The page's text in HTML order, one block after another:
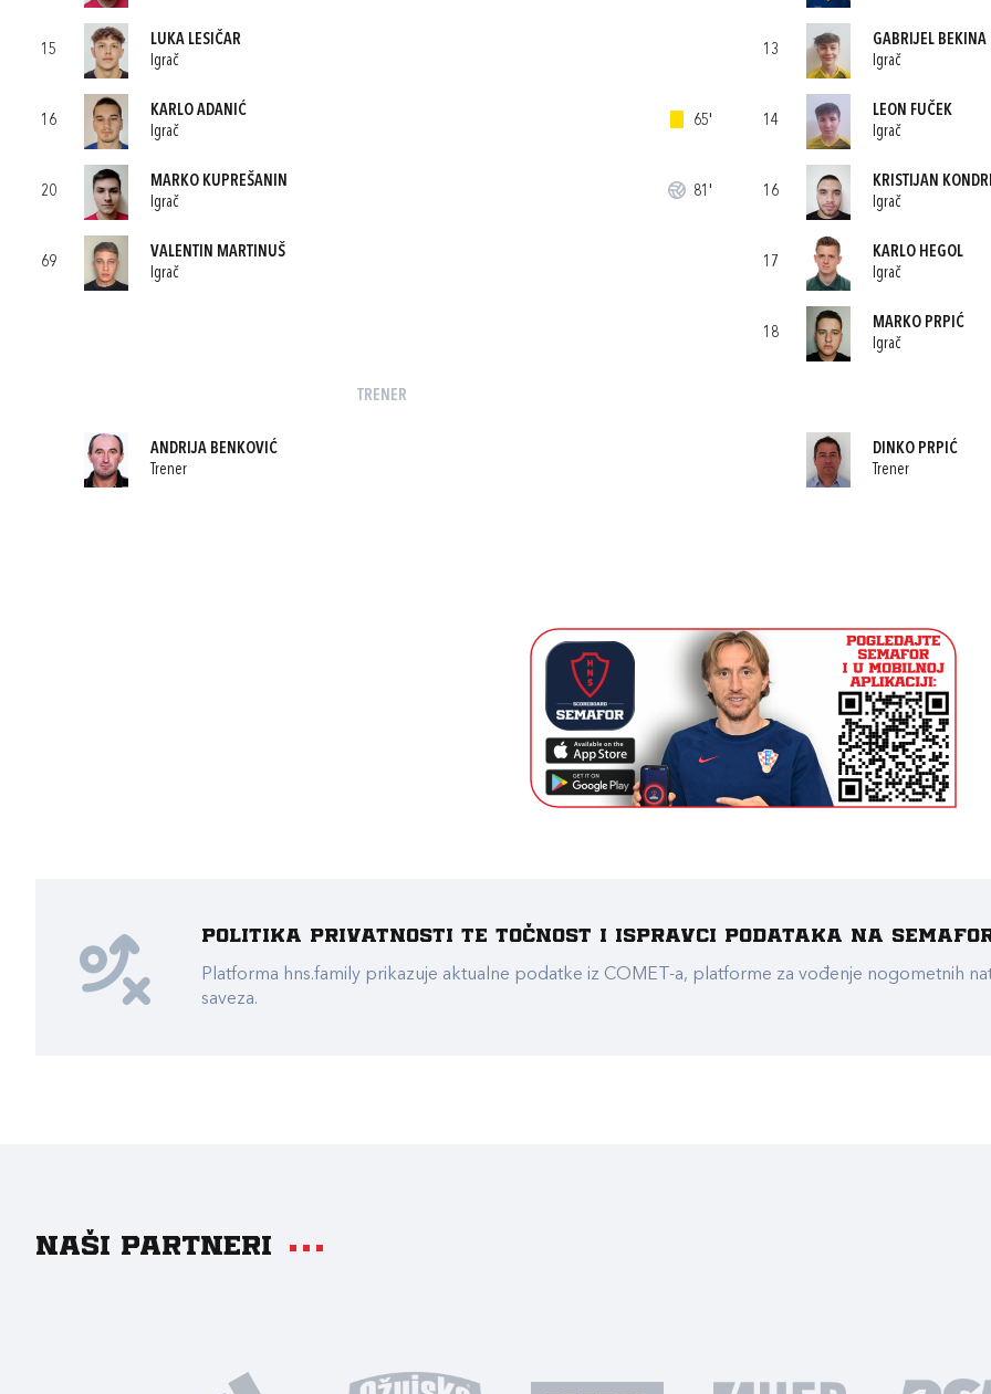
15
LUKA LESIČAR
Igrač
16
KARLO ADANIĆ
Igrač
65'
20
MARKO KUPREŠANIN
Igrač
81'
69
VALENTIN MARTINUŠ
Igrač
TRENER
ANDRIJA BENKOVIĆ
Trener
13
GABRIJEL BEKINA
Igrač
14
LEON FUČEK
Igrač
16
KRISTIJAN
Igrač
17
KARLO HEGOL
Igrač
18
MARKO PRPIĆ
Igrač
DINKO PRPIĆ
Trener
Politika privatnosti te točnost i ispravci podataka na
Platforma hns.family prikazuje aktualne podatke iz COMET-a, platforme za vođenje nogometnih
saveza.
Naši partneri